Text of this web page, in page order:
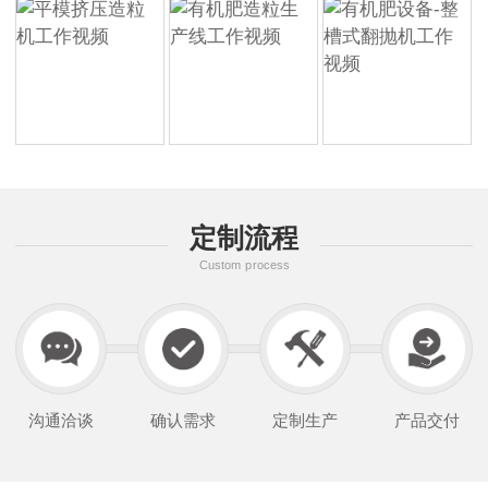
定制流程
Custom process
沟通洽谈 确认需求 定制生产 产品交付